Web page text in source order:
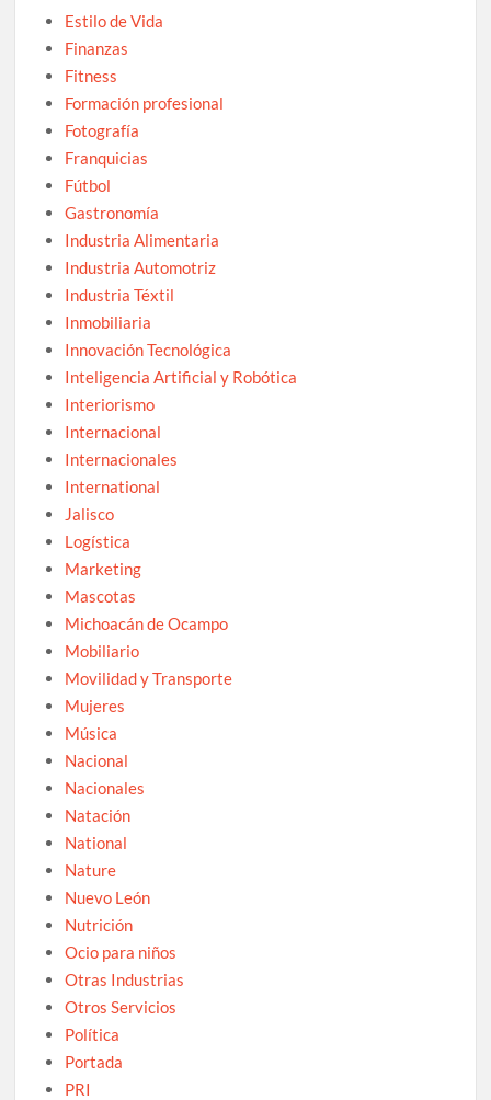
Estilo de Vida
Finanzas
Fitness
Formación profesional
Fotografía
Franquicias
Fútbol
Gastronomía
Industria Alimentaria
Industria Automotriz
Industria Téxtil
Inmobiliaria
Innovación Tecnológica
Inteligencia Artificial y Robótica
Interiorismo
Internacional
Internacionales
International
Jalisco
Logística
Marketing
Mascotas
Michoacán de Ocampo
Mobiliario
Movilidad y Transporte
Mujeres
Música
Nacional
Nacionales
Natación
National
Nature
Nuevo León
Nutrición
Ocio para niños
Otras Industrias
Otros Servicios
Política
Portada
PRI